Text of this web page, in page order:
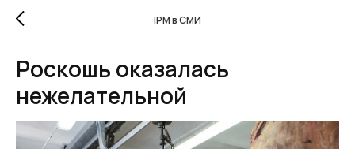
IPM в СМИ
Роскошь оказалась
нежелательной